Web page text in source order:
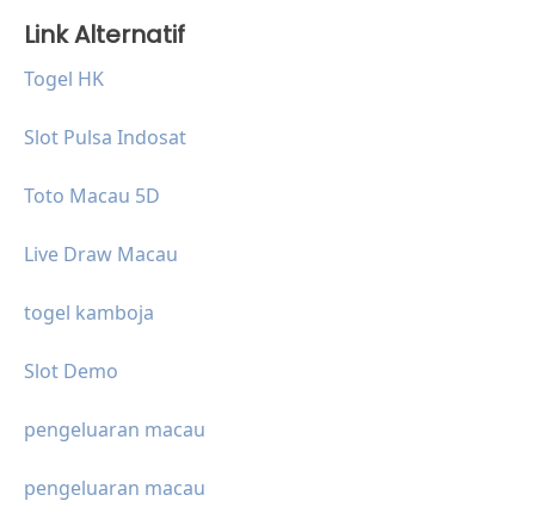
Link Alternatif
Togel HK
Slot Pulsa Indosat
Toto Macau 5D
Live Draw Macau
togel kamboja
Slot Demo
pengeluaran macau
pengeluaran macau